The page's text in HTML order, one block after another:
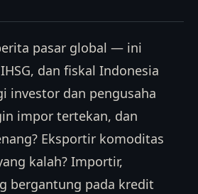
pasar global — ini
dan fiskal Indonesia
investor dan pengusaha
impor tertekan, dan
Eksportir komoditas
kalah? Importir,
bergantung pada kredit